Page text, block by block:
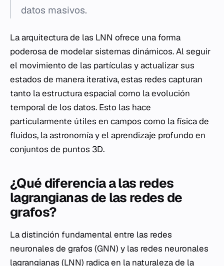
datos masivos.
La arquitectura de las LNN ofrece una forma
poderosa de modelar sistemas dinámicos. Al seguir
el movimiento de las partículas y actualizar sus
estados de manera iterativa, estas redes capturan
tanto la estructura espacial como la evolución
temporal de los datos. Esto las hace
particularmente útiles en campos como la física de
fluidos, la astronomía y el aprendizaje profundo en
conjuntos de puntos 3D.
¿Qué diferencia a las redes
lagrangianas de las redes de
grafos?
La distinción fundamental entre las redes
neuronales de grafos (GNN) y las redes neuronales
lagrangianas (LNN) radica en la naturaleza de la